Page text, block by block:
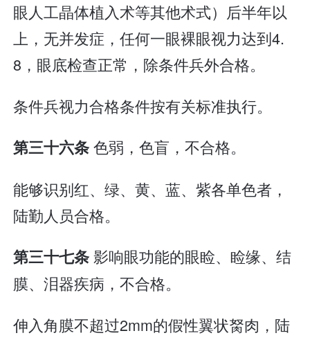
眼人工晶体植入术等其他术式）后半年以
上，无并发症，任何一眼裸眼视力达到4.
8，眼底检查正常，除条件兵外合格。
条件兵视力合格条件按有关标准执行。
第三十六条色弱，色盲，不合格。
能够识别红、绿、黄、蓝、紫各单色者，
陆勤人员合格。
第三十七条影响眼功能的眼睑、睑缘、结
膜、泪器疾病，不合格。
伸入角膜不超过2mm的假性翼状胬肉，陆